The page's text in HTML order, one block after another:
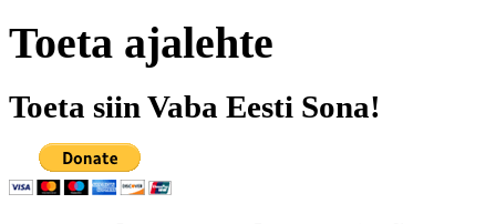
Toeta ajalehte
Toeta siin Vaba Eesti Sona!